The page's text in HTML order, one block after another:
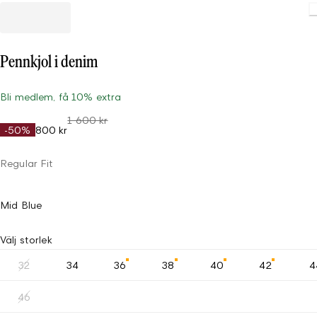
Pennkjol i denim
Bli medlem, få 10% extra
-50% 800 kr
1 600 kr
Regular Fit
Mid Blue
Välj storlek
32 34 36 38 40 42
46